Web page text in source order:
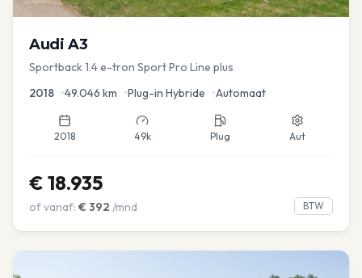
Audi A3
Sportback 1.4 e-tron Sport Pro Line plus
2018 •49.046 km •Plug-in Hybride •Automaat
2018 49k Plug Aut
€ 18.935
of vanaf: € 392 /mnd BTW